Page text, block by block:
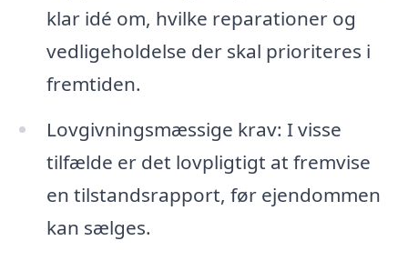
klar idé om, hvilke reparationer og
vedligeholdelse der skal prioriteres i
fremtiden.
Lovgivningsmæssige krav: I visse
tilfælde er det lovpligtigt at fremvise
en tilstandsrapport, før ejendommen
kan sælges.